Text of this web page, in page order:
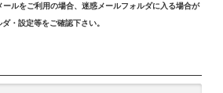
ルをご利用の場合、迷惑メールフォルダに入る場合が
・設定等をご確認下さい。